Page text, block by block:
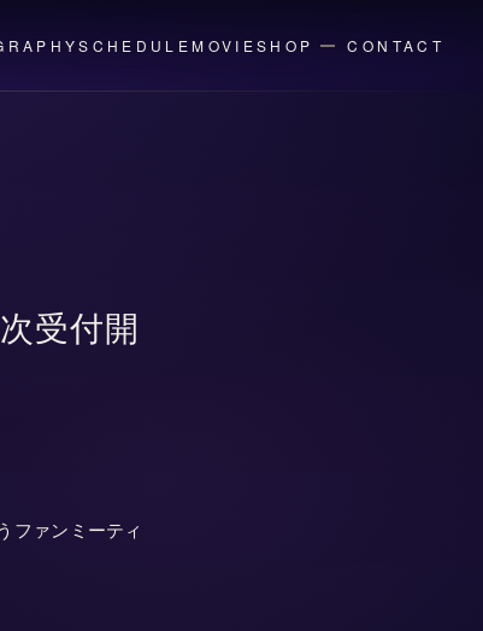
SCHEDULEMOVIESHOP CONTACT
受付開
ファンミーティ